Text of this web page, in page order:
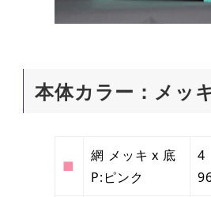
本体カラー：メッ
■
網 メッキ x 底
P:ピンク
4